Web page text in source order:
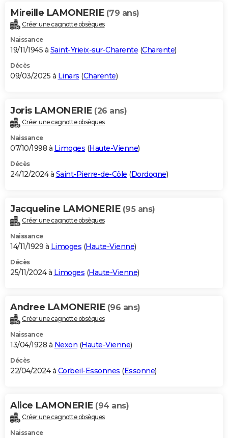
Mireille LAMONERIE (79 ans)
Créer une cagnotte obsèques
Naissance
19/11/1945 à Saint-Yrieix-sur-Charente (Charente)
Décès
09/03/2025 à Linars (Charente)
Joris LAMONERIE (26 ans)
Créer une cagnotte obsèques
Naissance
07/10/1998 à Limoges (Haute-Vienne)
Décès
24/12/2024 à Saint-Pierre-de-Côle (Dordogne)
Jacqueline LAMONERIE (95 ans)
Créer une cagnotte obsèques
Naissance
14/11/1929 à Limoges (Haute-Vienne)
Décès
25/11/2024 à Limoges (Haute-Vienne)
Andree LAMONERIE (96 ans)
Créer une cagnotte obsèques
Naissance
13/04/1928 à Nexon (Haute-Vienne)
Décès
22/04/2024 à Corbeil-Essonnes (Essonne)
Alice LAMONERIE (94 ans)
Créer une cagnotte obsèques
Naissance